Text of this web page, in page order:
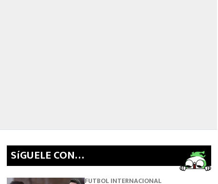
SíGUELE CON…
FUTBOL INTERNACIONAL